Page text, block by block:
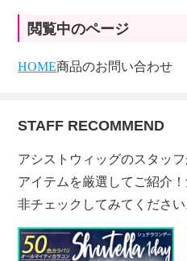
閲覧中のページ
HOME商品のお問い合わせ
STAFF RECOMMEND
アシストウィッグのスタッ
アイテムを厳選してご紹介
非チェックしてみてください